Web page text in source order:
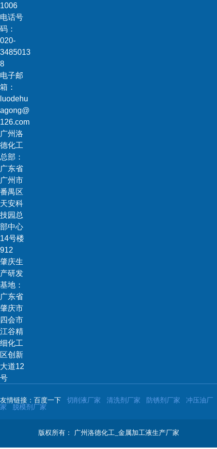
1006
电话号
码：
020-
3485013
8
电子邮
箱：
luodehu
agong@
126.com
广州洛
德化工
总部：
广东省
广州市
番禺区
天安科
技园总
部中心
14号楼
912
肇庆生
产研发
基地：
广东省
肇庆市
四会市
江谷精
细化工
区创新
大道12
号
友情链接：百度一下 切削液厂家 清洗剂厂家 防锈剂厂家
冲压油厂
家
脱模剂厂家
版权所有： 广州洛德化工_金属加工液生产厂家